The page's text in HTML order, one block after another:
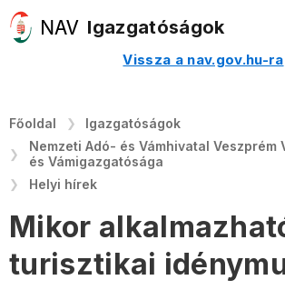
Igazgatóságok
Vissza a nav.gov.hu-ra
Főoldal
Igazgatóságok
Nemzeti Adó- és Vámhivatal Veszprém
és Vámigazgatósága
Helyi hírek
Mikor
turisztikai